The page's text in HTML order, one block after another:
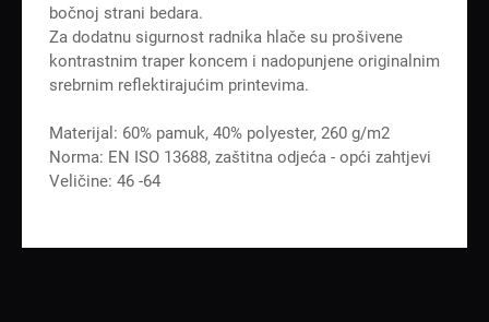
bočnoj strani bedara.
Za dodatnu sigurnost radnika hlače su prošivene
kontrastnim traper koncem i nadopunjene originalnim
srebrnim reflektirajućim printevima.
Materijal: 60% pamuk, 40% polyester, 260 g/m2
Norma: EN ISO 13688, zaštitna odjeća - opći zahtjevi
Veličine: 46 -64